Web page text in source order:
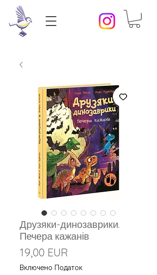
Друзяки-динозаврики.
Печера кажанів
19,00 EUR
Включено Податок